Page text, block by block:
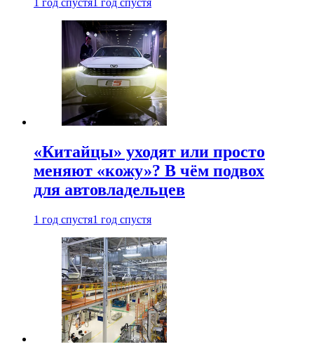
«Китайцы» уходят или просто
меняют «кожу»? В чём подвох
для автовладельцев
1 год спустя1 год спустя